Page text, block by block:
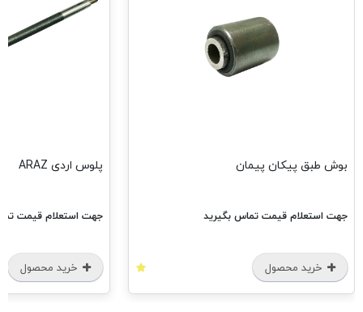
بوش طبق پیکان پیمان
جهت استعلام قیمت تماس بگیرید
خرید محصول
پلوس اردی ARAZ
جهت استعلام قیمت
خرید محصول